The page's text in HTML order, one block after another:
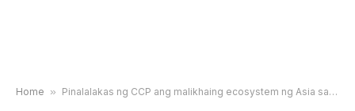
Home » Pinalalakas ng CCP ang malikhaing ecosystem ng Asia sa pamamagitan ng back-to-back hosting ng FACP at MIPAM